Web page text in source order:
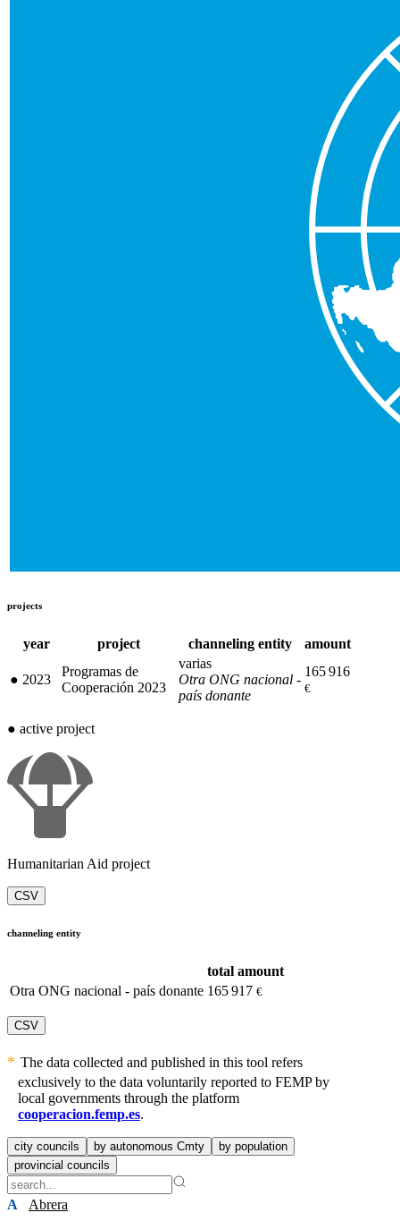
projects
year project channeling entity amount
● 2023
Programas de
Cooperación 2023
varias
Otra ONG nacional -
país donante
165 916
€
● active project
Humanitarian Aid project
CSV
channeling entity
total amount
Otra ONG nacional - país donante 165 917 €
CSV
The data collected and published in this tool refers
exclusively to the data voluntarily reported to FEMP by
local governments through the platform
cooperacion.femp.es.
city councils by autonomous Cmty
by population
provincial councils
A
Abrera